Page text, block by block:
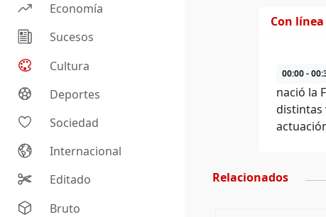
Economía
Sucesos
Cultura
Deportes
Sociedad
Internacional
Editado
Bruto
Con
00:00 -
nació la
distintas
Relacionados